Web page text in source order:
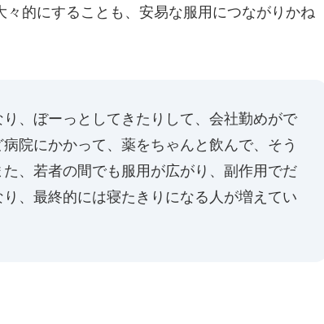
的にすることも、安易な服用につながりかね
り、ぼーっとしてきたりして、会社勤めがで
院にかかって、薬をちゃんと飲んで、そう
、若者の間でも服用が広がり、副作用でだ
、最終的には寝たきりになる人が増えてい